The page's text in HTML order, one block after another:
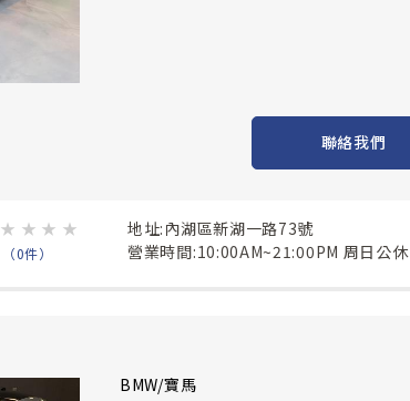
聯絡我們
★ ★ ★ ★
（0件）
地址:內湖區新湖一路73號
營業時間:10:00AM~21:00PM 周日公休
BMW/寶馬